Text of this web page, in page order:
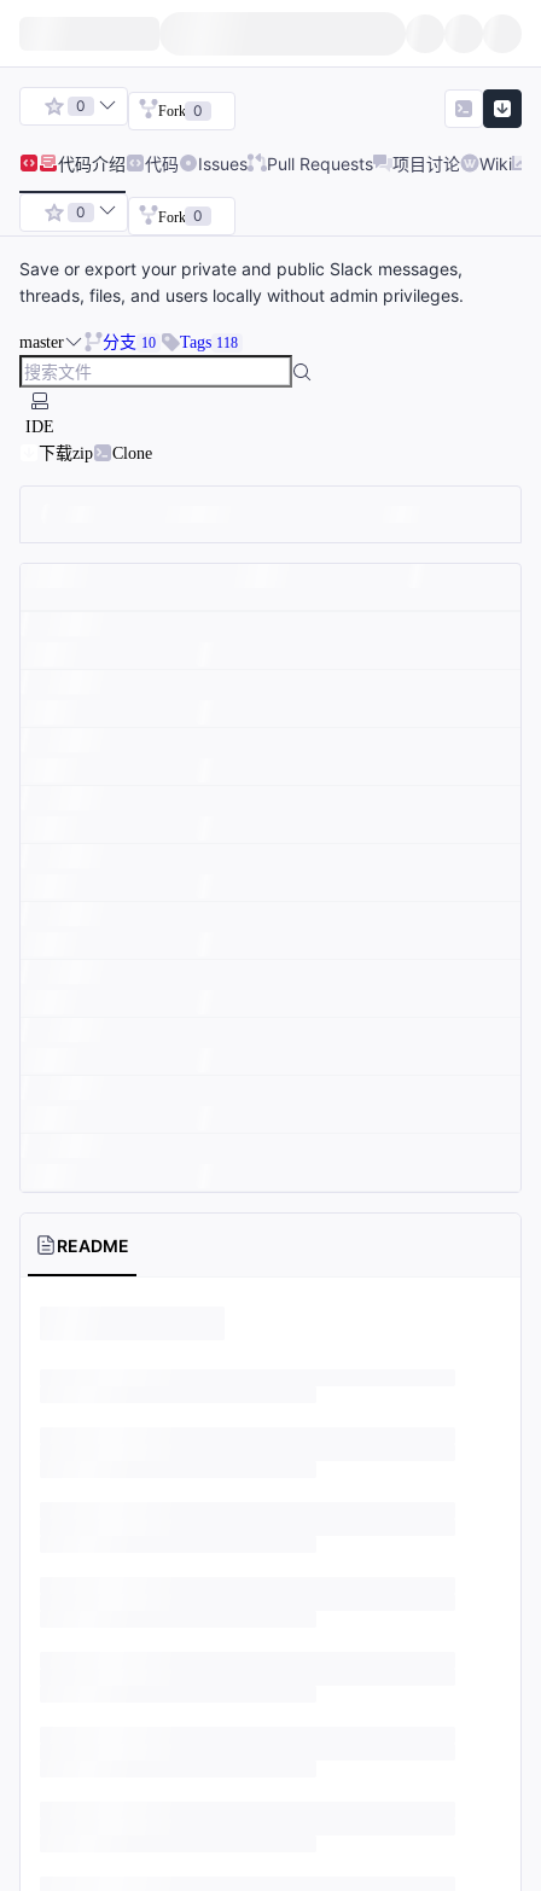
0 Fork 0
代码介绍 代码 Issues Pull Requests 项目讨论 Wiki
0 Fork 0
Save or export your private and public Slack messages,
threads, files, and users locally without admin privileges.
master 分支 10 Tags 118
IDE
下载zip
Clone
README